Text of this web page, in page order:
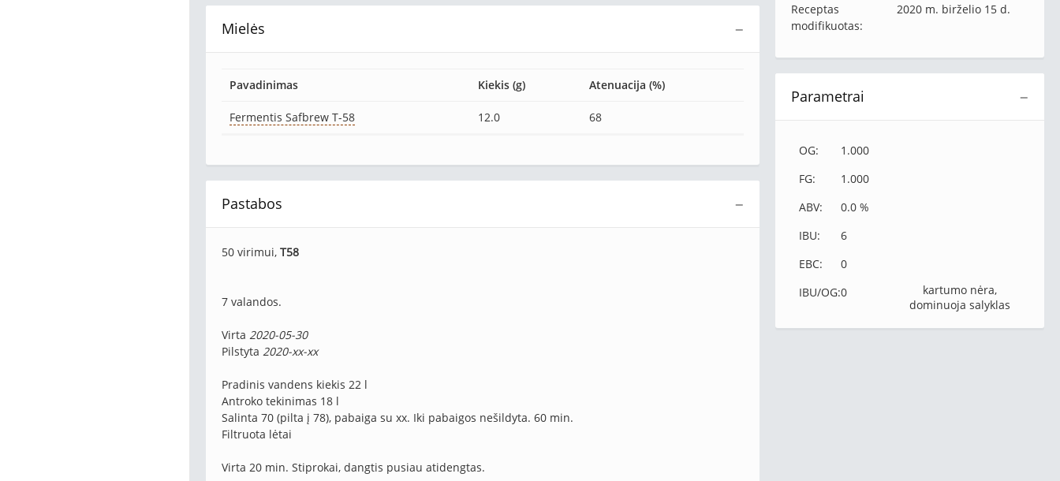
Receptas
modifikuotas:
2020 m. birželio 15 d.
−
Parametrai
OG:
1.000
FG:
1.000
ABV:
0.0 %
IBU:
6
EBC:
0
IBU/OG:0
kartumo nėra,
dominuoja salyklas
−
Mielės
Pavadinimas Kiekis (g) Atenuacija (%)
Fermentis Safbrew T-58 12.0 68
−
Pastabos
50 virimui, T58
7 valandos.
Virta 2020-05-30
Pilstyta 2020-xx-xx
Pradinis vandens kiekis 22 l
Antroko tekinimas 18 l
Salinta 70 (pilta į 78), pabaiga su xx. Iki pabaigos nešildyta. 60 min.
Filtruota lėtai
Virta 20 min. Stiprokai, dangtis pusiau atidengtas.